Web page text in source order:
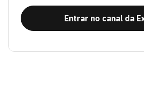
Entrar no canal da